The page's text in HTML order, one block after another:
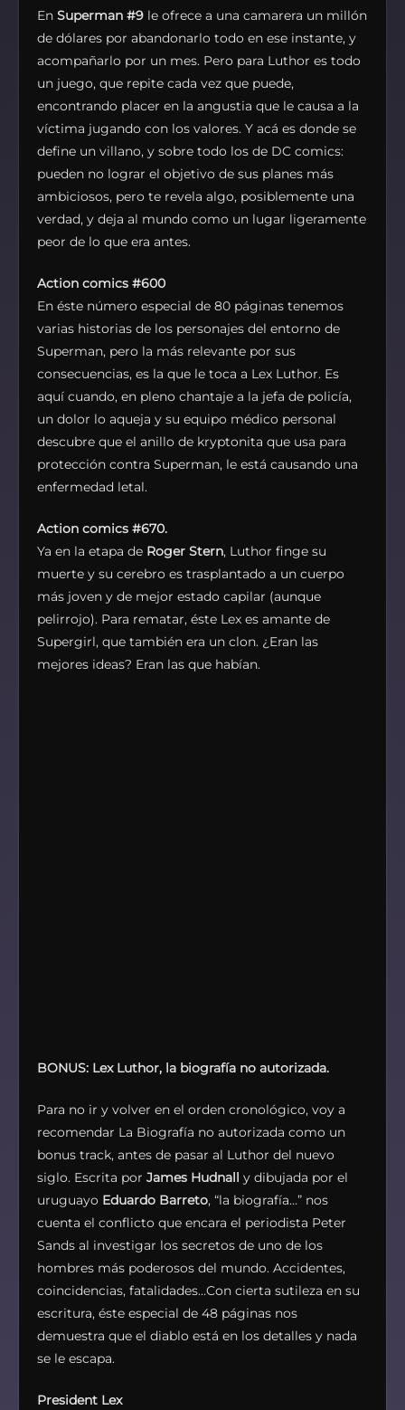
En Superman #9 le ofrece a una camarera un millón
de dólares por abandonarlo todo en ese instante, y
acompañarlo por un mes. Pero para Luthor es todo
un juego, que repite cada vez que puede,
encontrando placer en la angustia que le causa a la
víctima jugando con los valores. Y acá es donde se
define un villano, y sobre todo los de DC comics:
pueden no lograr el objetivo de sus planes más
ambiciosos, pero te revela algo, posiblemente una
verdad, y deja al mundo como un lugar ligeramente
peor de lo que era antes.
Action comics #600
En éste número especial de 80 páginas tenemos
varias historias de los personajes del entorno de
Superman, pero la más relevante por sus
consecuencias, es la que le toca a Lex Luthor. Es
aquí cuando, en pleno chantaje a la jefa de policía,
un dolor lo aqueja y su equipo médico personal
descubre que el anillo de kryptonita que usa para
protección contra Superman, le está causando una
enfermedad letal.
Action comics #670.
Ya en la etapa de Roger Stern, Luthor finge su
muerte y su cerebro es trasplantado a un cuerpo
más joven y de mejor estado capilar (aunque
pelirrojo). Para rematar, éste Lex es amante de
Supergirl, que también era un clon. ¿Eran las
mejores ideas? Eran las que habían.
BONUS: Lex Luthor, la biografía no autorizada.
Para no ir y volver en el orden cronológico, voy a
recomendar La Biografía no autorizada como un
bonus track, antes de pasar al Luthor del nuevo
siglo. Escrita por James Hudnall y dibujada por el
uruguayo Eduardo Barreto, “la biografía…” nos
cuenta el conflicto que encara el periodista Peter
Sands al investigar los secretos de uno de los
hombres más poderosos del mundo. Accidentes,
coincidencias, fatalidades…Con cierta sutileza en su
escritura, éste especial de 48 páginas nos
demuestra que el diablo está en los detalles y nada
se le escapa.
President Lex